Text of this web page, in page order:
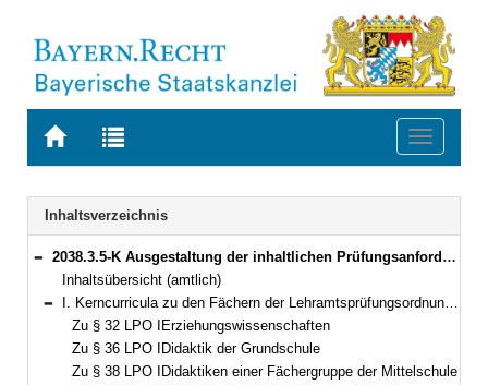
Zur
BAYERN.RECHT
Zur
letzten
Suche
Toggle
Navigation
Inhaltsverzeichnis
Bereich reduzieren
2038.3.5-K Ausgestaltung der inhaltlichen Prüfungsanforderungen für die Erste Staatsprüfung nach Kapitel II der Lehramtsprüfungsordnung I zu den einzelnen Fächern (Kerncurricula) Bekanntmachung des Bayerischen Staatsministeriums für Unterricht und Kultus vom 2. Januar 2009, Az. III.8-5 S 4020-PRA.599 (KWMBl. S. 34)
Inhaltsübersicht (amtlich)
Bereich reduzieren
I. Kerncurricula zu den Fächern der Lehramtsprüfungsordnung I (LPO I) vom 13. März 2008 (GVBl S. 180)
Zu § 32 LPO IErziehungswissenschaften
Zu § 36 LPO IDidaktik der Grundschule
Zu § 38 LPO IDidaktiken einer Fächergruppe der Mittelschule